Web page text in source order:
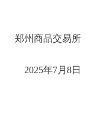
郑州商品交易所
2025年7月8日